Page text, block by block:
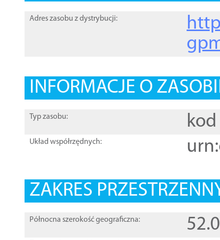
Adres zasobu z dystrybucji:
INFORMACJE O
Typ zasobu: kod
Układ współrzędnych:
ZAKRES
Północna szerokość geograficzna: